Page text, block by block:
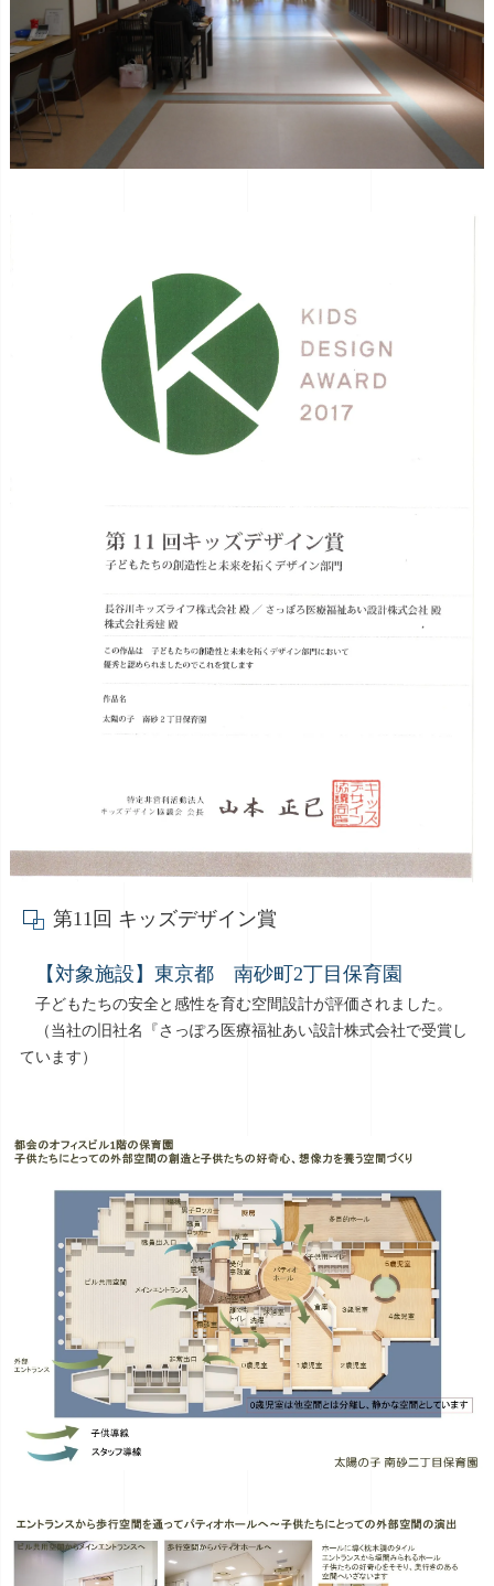
第11回 キッズデザイン賞
【対象施設】東京都 南砂町2丁目保育園
子どもたちの安全と感性を育む空間設計が評価されました。
（当社の旧社名『さっぽろ医療福祉あい設計株式会社で受賞し
ています）